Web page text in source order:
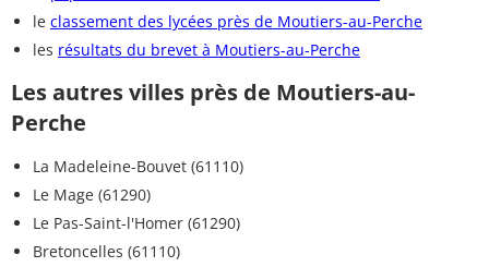
le classement des lycées près de Moutiers-au-Perche
les résultats du brevet à Moutiers-au-Perche
Les autres villes près de Moutiers-au-
Perche
La Madeleine-Bouvet (61110)
Le Mage (61290)
Le Pas-Saint-l'Homer (61290)
Bretoncelles (61110)